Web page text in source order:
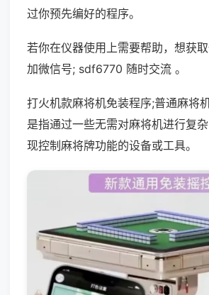
过你预先编好的程序。
若你在仪器使用上需要帮助，想获
加微信号; sdf6770 随时交流 。
打火机款麻将机免装程序;普通麻将
是指通过一些无需对麻将机进行复
现控制麻将牌功能的设备或工具。